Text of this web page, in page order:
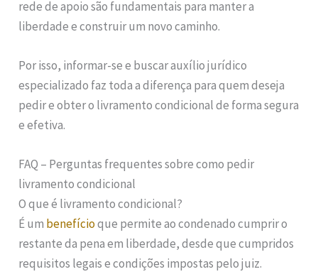
rede de apoio são fundamentais para manter a
liberdade e construir um novo caminho.
Por isso, informar-se e buscar auxílio jurídico
especializado faz toda a diferença para quem deseja
pedir e obter o livramento condicional de forma segura
e efetiva.
FAQ – Perguntas frequentes sobre como pedir
livramento condicional
O que é livramento condicional?
É um benefícioque permite ao condenado cumprir o
restante da pena em liberdade, desde que cumpridos
requisitos legais e condições impostas pelo juiz.